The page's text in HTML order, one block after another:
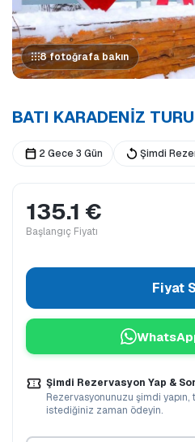
8 fotoğrafa bakın
BATI KARADENİZ
2 Gece 3 Gün Şimdi
135.1 €
Başlangıç Fiyatı
Fiyat
Şimdi Rezervasyon Yap &
Rezervasyonunuzu şimdi
istediğiniz zaman ödeyin.